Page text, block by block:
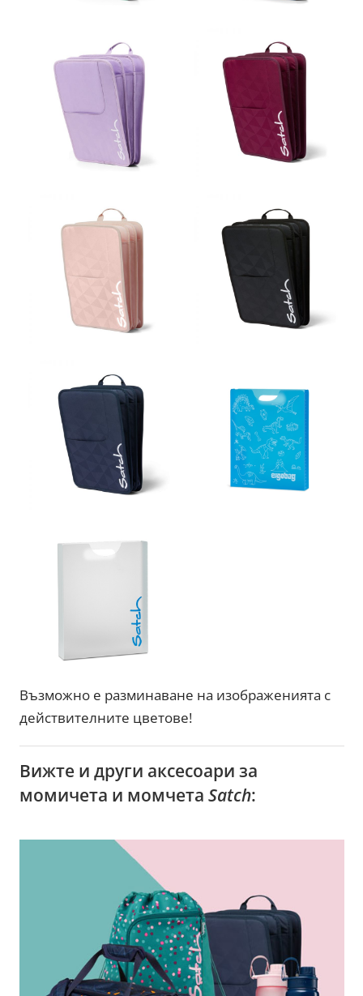
Възможно е разминаване на изображенията с
действителните цветове!
Вижте и други аксесоари за
момичета и момчетаSatch: